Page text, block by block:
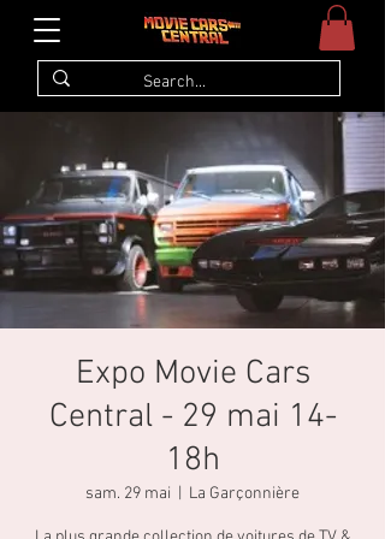
Expo Movie Cars
Central - 29 mai 14-
18h
sam. 29 mai La Garçonnière